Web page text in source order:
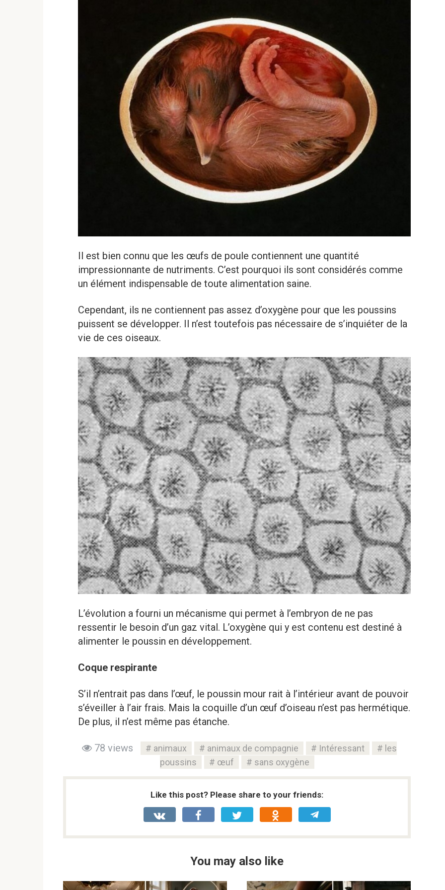
Il est bien connu que les œufs de poule contiennent une quantité
impressionnante de nutriments. C’est pourquoi ils sont considérés comme
un élément indispensable de toute alimentation saine.
Cependant, ils ne contiennent pas assez d’oxygène pour que les poussins
puissent se développer. Il n’est toutefois pas nécessaire de s’inquiéter de la
vie de ces oiseaux.
L’évolution a fourni un mécanisme qui permet à l’embryon de ne pas
ressentir le besoin d’un gaz vital. L’oxygène qui y est contenu est destiné à
alimenter le poussin en développement.
Coque respirante
S’il n’entrait pas dans l’œuf, le poussin mour rait à l’intérieur avant de pouvoir
s’éveiller à l’air frais. Mais la coquille d’un œuf d’oiseau n’est pas hermétique.
De plus, il n’est même pas étanche.
78 views animaux animaux de compagnie Intéressant
les
poussins
œuf sans oxygène
Like this post? Please share to your friends:
You may also like